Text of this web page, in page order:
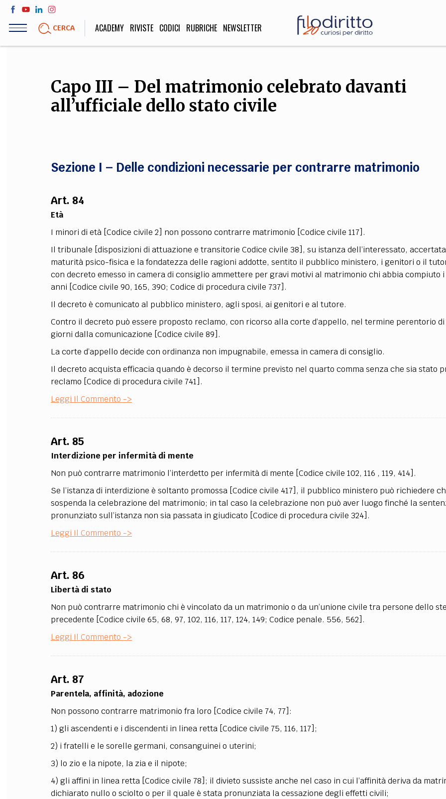
Salta
contenuto
CERCA ACADEMY RIVISTE CODICI RUBRICHE NEWSLETTER
LIFE STYLE
Sport, Cucina, Viaggi,
Moda
SOCIETÀ
Politica, Attualità,
Educazione, Lavoro, Esteri
DIRITTO
STORIA E FILOSOFIA
Scienze storiche,
Scienze informatiche,
TEAM
EXTRA
CODICI RUBRICHE
SOCIAL MEDIA
Capo III – Del matrimonio celebrato davanti
all’ufficiale dello stato civile
Sezione I – Delle condizioni necessarie per contrarre matrimonio
Art. 84
Età
I minori di età [Codice civile 2] non possono contrarre matrimonio [Codice civile 117].
Il tribunale [disposizioni di attuazione e transitorie Codice civile 38], su istanza dell’interessato,
maturità psico-fisica e la fondatezza delle ragioni addotte, sentito il pubblico ministero, i genitori o il
con decreto emesso in camera di consiglio ammettere per gravi motivi al matrimonio chi abbia compiuto i
anni [Codice civile 90, 165, 390; Codice di procedura civile 737].
Il decreto è comunicato al pubblico ministero, agli sposi, ai genitori e al tutore.
Contro il decreto può essere proposto reclamo, con ricorso alla corte d’appello, nel termine perentorio di
giorni dalla comunicazione [Codice civile 89].
La corte d’appello decide con ordinanza non impugnabile, emessa in camera di consiglio.
Il decreto acquista efficacia quando è decorso il termine previsto nel quarto comma senza che sia stato
reclamo [Codice di procedura civile 741].
Leggi Il Commento ->
Art. 85
Interdizione per infermità di mente
Non può contrarre matrimonio l’interdetto per infermità di mente [Codice civile 102, 116 , 119, 414].
Se l’istanza di interdizione è soltanto promossa [Codice civile 417], il pubblico ministero può richiedere
sospenda la celebrazione del matrimonio; in tal caso la celebrazione non può aver luogo finché la
pronunziato sull’istanza non sia passata in giudicato [Codice di procedura civile 324].
Leggi Il Commento ->
Art. 86
Libertà di stato
Non può contrarre matrimonio chi è vincolato da un matrimonio o da un’unione civile tra persone dello
precedente [Codice civile 65, 68, 97, 102, 116, 117, 124, 149; Codice penale. 556, 562].
Leggi Il Commento ->
Art. 87
Parentela, affinità, adozione
Non possono contrarre matrimonio fra loro [Codice civile 74, 77]:
1) gli ascendenti e i discendenti in linea retta [Codice civile 75, 116, 117];
2) i fratelli e le sorelle germani, consanguinei o uterini;
3) lo zio e la nipote, la zia e il nipote;
4) gli affini in linea retta [Codice civile 78]; il divieto sussiste anche nel caso in cui l’affinità deriva da
dichiarato nullo o sciolto o per il quale è stata pronunziata la cessazione degli effetti civili;